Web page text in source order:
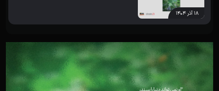
۱۸ آذر ۱۴۰۴